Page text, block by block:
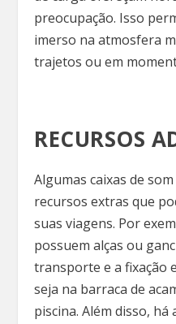
preocupação. Isso
imerso na atmosfera
trajetos ou em
RECURSOS
Algumas caixas de
recursos extras que
suas viagens. Por
possuem alças ou
transporte e a fixação
seja na barraca de
piscina. Além disso, há